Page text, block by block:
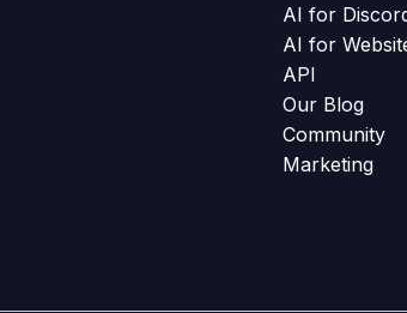
AI for
AI for
API
Our Blog
Community
Marketing